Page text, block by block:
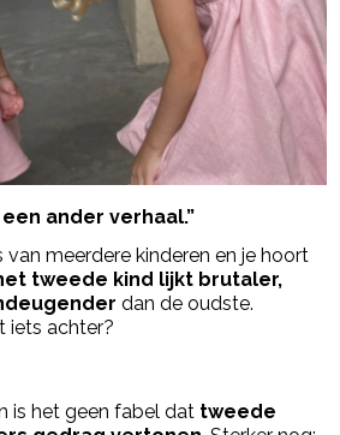
ander verhaal.”
van meerdere kinderen en je hoort
tweede kind lijkt brutaler,
dan de oudste.
iets achter?
is het geen fabel dat tweede